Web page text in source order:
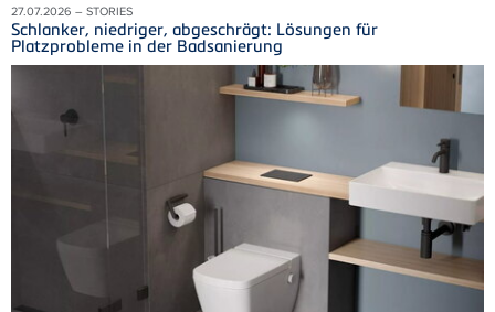
27.07.2026 – STORIES
Schlanker, niedriger, abgeschrägt: Lösungen für
Platzprobleme in der Badsanierung